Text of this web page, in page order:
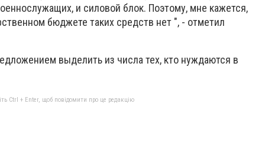
и силовой блок. Поэтому, мне кажется,
бюджете таких средств нет ", - отметил
выделить из числа тех, кто нуждаются в
Ctrl + Enter, щоб повідомити про це редакцію